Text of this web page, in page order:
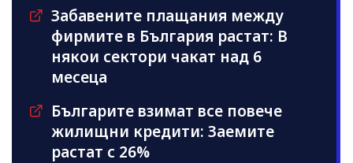
Забавените плащания между
фирмите в България растат: В
някои сектори чакат над 6
месеца
Българите взимат все повече
жилищни кредити: Заемите
растат с 26%